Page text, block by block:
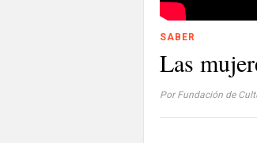
SABER
Las
Por Fundación de